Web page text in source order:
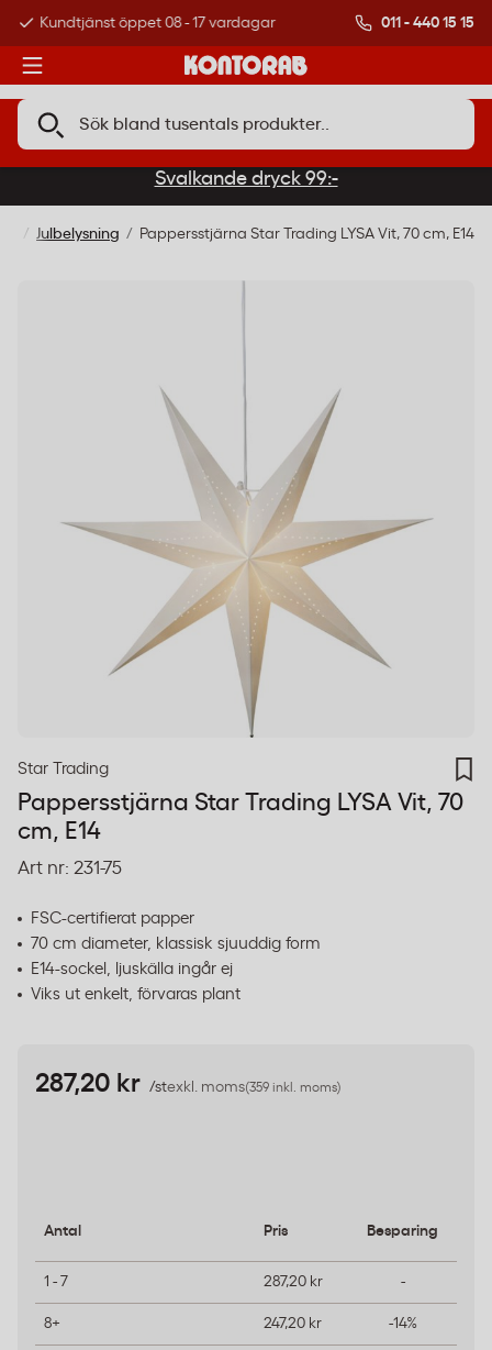
Kundtjänst öppet 08 - 17 vardagar Över 500 000
011 - 440 15 15
Svalkande dryck 99:-
Julbelysning Pappersstjärna Star Trading LYSA Vit, 70 cm, E14
Star Trading
Pappersstjärna Star Trading LYSA Vit, 70
cm, E14
Art nr: 231-75
FSC-certifierat papper
70 cm diameter, klassisk sjuuddig form
E14-sockel, ljuskälla ingår ej
Viks ut enkelt, förvaras plant
287,20 kr /stexkl. moms(359 inkl. moms)
Antal Pris Besparing
1 - 7 287,20 kr -
8+ 247,20 kr -14%